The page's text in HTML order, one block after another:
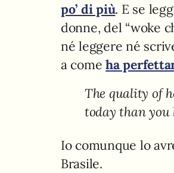
po’ di più. E se
donne, del “woke
né leggere né
a comeha
The quality of
today than you
Io comunque lo
Brasile.